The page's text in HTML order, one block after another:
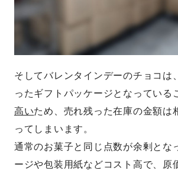
そしてバレンタインデーのチョコは
ったギフトパッケージとなっている
高いため、売れ残った在庫の金額は
ってしまいます。
通常のお菓子と同じ点数が余剰とな
ージや包装用紙などコスト高で、原